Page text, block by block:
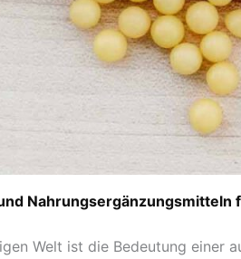
Nahrungsergänzungsmitteln
Welt ist die Bedeutung einer